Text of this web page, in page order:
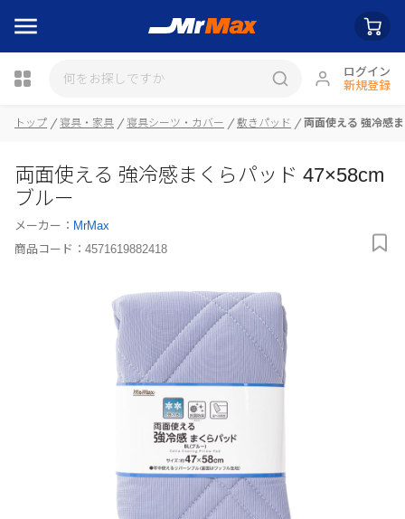
ログイン
新規登録
トップ 寝具・家具 寝具シーツ・カバー 敷きパッド 両面使える 強冷感
両面使える 強冷感まくらパッド 47×58cm
ブルー
メーカー： MrMax
商品コード： 4571619882418